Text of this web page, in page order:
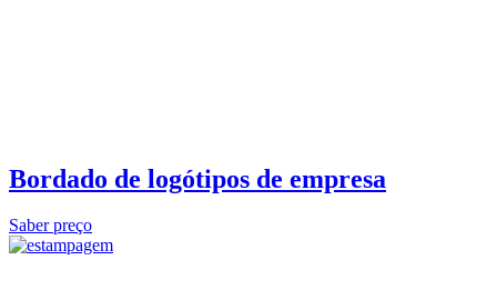
Bordado de logótipos de empresa
Saber preço